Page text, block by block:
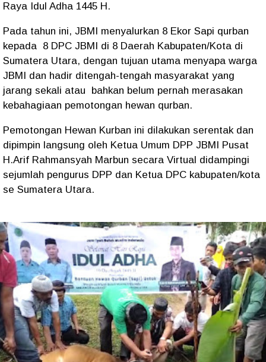
Raya Idul Adha 1445 H.
Pada tahun ini, JBMI menyalurkan 8 Ekor Sapi qurban
kepada 8 DPC JBMI di 8 Daerah Kabupaten/Kota di
Sumatera Utara, dengan tujuan utama menyapa warga
JBMI dan hadir ditengah-tengah masyarakat yang
jarang sekali atau bahkan belum pernah merasakan
kebahagiaan pemotongan hewan qurban.
Pemotongan Hewan Kurban ini dilakukan serentak dan
dipimpin langsung oleh Ketua Umum DPP JBMI Pusat
H.Arif Rahmansyah Marbun secara Virtual didampingi
sejumlah pengurus DPP dan Ketua DPC kabupaten/kota
se Sumatera Utara.